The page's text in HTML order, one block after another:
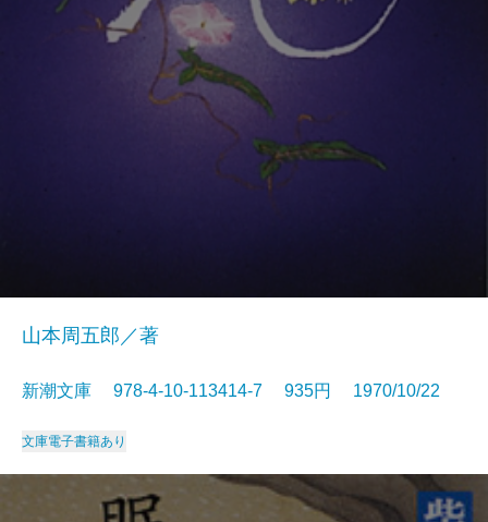
山本周五郎／著
新潮文庫 978-4-10-113414-7 935円 1970/10/22
文庫電子書籍あり